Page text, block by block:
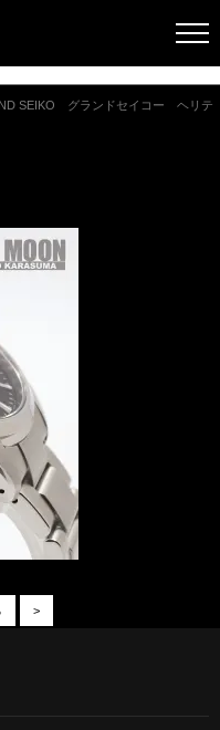
SEIKO グランドセイコー ヘリテ
>